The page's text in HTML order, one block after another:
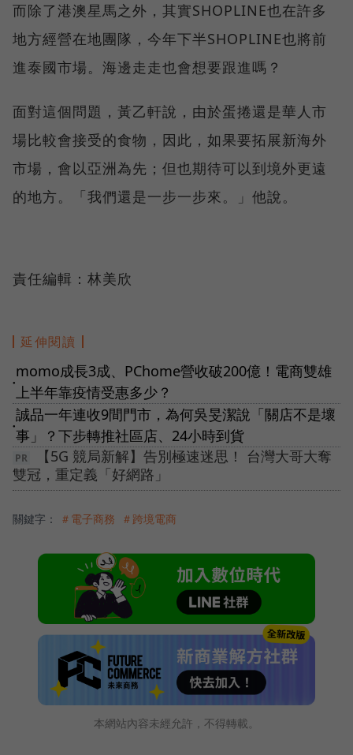
而除了港澳星馬之外，其實SHOPLINE也在許多
地方經營在地團隊，今年下半SHOPLINE也將前
進泰國市場。海邊走走也會想要跟進嗎？
面對這個問題，黃乙軒說，由於蛋捲還是華人市
場比較會接受的食物，因此，如果要拓展新海外
市場，會以亞洲為先；但也期待可以到境外更遠
的地方。「我們還是一步一步來。」他說。
責任編輯：林美欣
延伸閱讀
●
momo成長3成、PChome營收破200億！電商雙雄
上半年靠疫情受惠多少？
●
誠品一年連收9間門市，為何吳旻潔說「關店不是壞
事」？下步轉推社區店、24小時到貨
【5G 競局新解】告別極速迷思！ 台灣大哥大奪
雙冠，重定義「好網路」
關鍵字： ＃電子商務 ＃跨境電商
本網站內容未經允許，不得轉載。